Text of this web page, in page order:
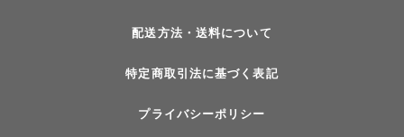
配送方法・送料について
特定商取引法に基づく表記
プライバシーポリシー